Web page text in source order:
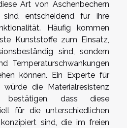
Art von Aschenbechern
sind entscheidend für ihre
Häufig kommen
Kunststoffe zum Einsatz,
sind, sondern
Temperaturschwankungen
können. Ein Experte für
würde die Materialresistenz
bestätigen, dass diese
für die unterschiedlichen
sind, die im freien